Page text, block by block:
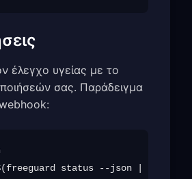
έλεγχο υγείας με το
σας. Παράδειγμα
status --json | jq -r